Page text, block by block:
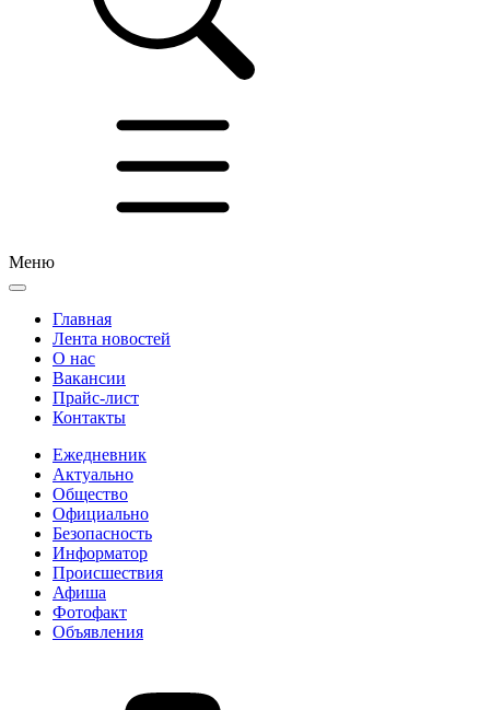
Меню
Главная
Лента новостей
О нас
Вакансии
Прайс-лист
Контакты
Ежедневник
Актуально
Общество
Официально
Безопасность
Информатор
Происшествия
Афиша
Фотофакт
Объявления